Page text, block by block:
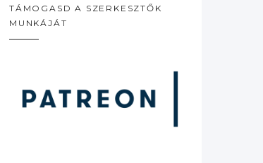
TÁMOGASD A SZERKESZTŐK
MUNKÁJÁT